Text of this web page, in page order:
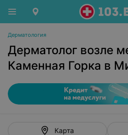
Дерматология
Дерматолог возле
Каменная Горка в
Карта